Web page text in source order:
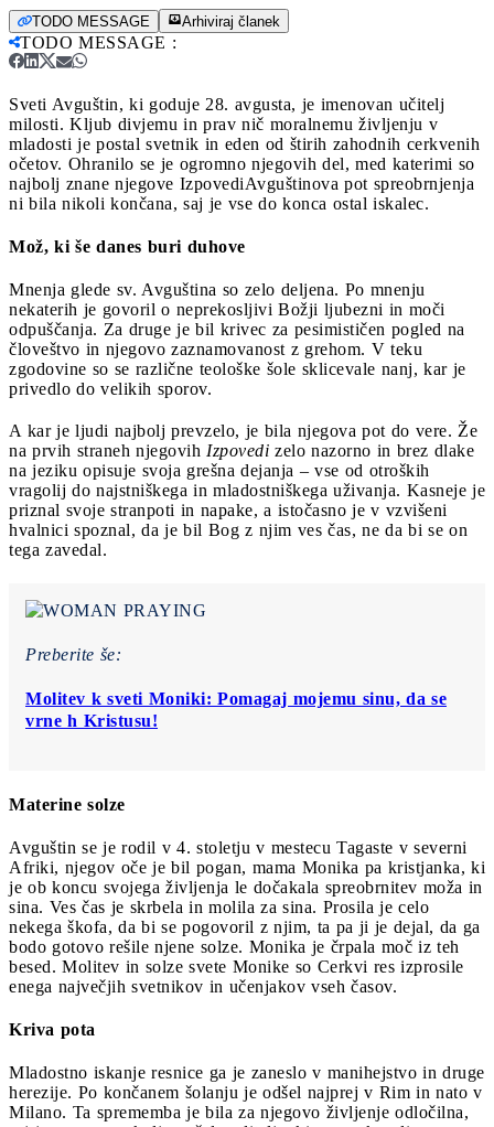
TODO MESSAGE Arhiviraj članek
TODO MESSAGE :
Sveti Avguštin, ki goduje 28. avgusta, je imenovan učitelj
milosti. Kljub divjemu in prav nič moralnemu življenju v
mladosti je postal svetnik in eden od štirih zahodnih cerkvenih
očetov. Ohranilo se je ogromno njegovih del, med katerimi so
najbolj znane njegove IzpovediAvguštinova pot spreobrnjenja
ni bila nikoli končana, saj je vse do konca ostal iskalec.
Mož, ki še danes buri duhove
Mnenja glede sv. Avguština so zelo deljena. Po mnenju
nekaterih je govoril o neprekosljivi Božji ljubezni in moči
odpuščanja. Za druge je bil krivec za pesimističen pogled na
človeštvo in njegovo zaznamovanost z grehom. V teku
zgodovine so se različne teološke šole sklicevale nanj, kar je
privedlo do velikih sporov.
A kar je ljudi najbolj prevzelo, je bila njegova pot do vere. Že
na prvih straneh njegovih Izpovedi zelo nazorno in brez dlake
na jeziku opisuje svoja grešna dejanja – vse od otroških
vragolij do najstniškega in mladostniškega uživanja. Kasneje je
priznal svoje stranpoti in napake, a istočasno je v vzvišeni
hvalnici spoznal, da je bil Bog z njim ves čas, ne da bi se on
tega zavedal.
Preberite še:
Molitev k sveti Moniki: Pomagaj mojemu sinu, da se
vrne h Kristusu!
Materine solze
Avguštin se je rodil v 4. stoletju v mestecu Tagaste v severni
Afriki, njegov oče je bil pogan, mama Monika pa kristjanka, ki
je ob koncu svojega življenja le dočakala spreobrnitev moža in
sina. Ves čas je skrbela in molila za sina. Prosila je celo
nekega škofa, da bi se pogovoril z njim, ta pa ji je dejal, da ga
bodo gotovo rešile njene solze. Monika je črpala moč iz teh
besed. Molitev in solze svete Monike so Cerkvi res izprosile
enega največjih svetnikov in učenjakov vseh časov.
Kriva pota
Mladostno iskanje resnice ga je zaneslo v manihejstvo in druge
herezije. Po končanem šolanju je odšel najprej v Rim in nato v
Milano. Ta sprememba je bila za njegovo življenje odločilna,